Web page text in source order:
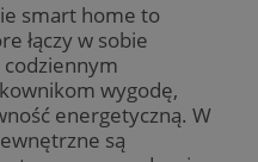
smart home to
łączy w sobie
codziennym
wygodę,
energetyczną. W
są